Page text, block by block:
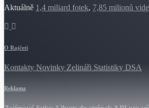
Aktuálně 1,4 miliard fotek, 7,85 milionů
O Rajčeti
Kontakty Novinky Zelináři Statistiky DSA
Reklama